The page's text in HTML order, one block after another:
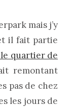
mais j’y
il fait partie
quartier de
remontant
pas de chez
les jours de